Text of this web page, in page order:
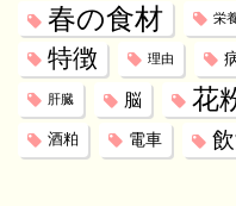
春の食材 栄
特徴 理由
肝臓 脳 花
酒粕 電車